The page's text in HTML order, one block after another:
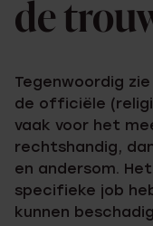
de
Tegenwoordig
de officiële
vaak voor het
rechtshandig,
en andersom.
specifieke job
kunnen